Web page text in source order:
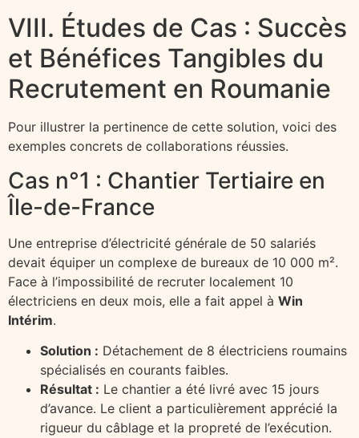
VIII. Études de Cas : Succès
et Bénéfices Tangibles du
Recrutement en Roumanie
Pour illustrer la pertinence de cette solution, voici des
exemples concrets de collaborations réussies.
Cas n°1 : Chantier Tertiaire en
Île-de-France
Une entreprise d’électricité générale de 50 salariés
devait équiper un complexe de bureaux de 10 000 m².
Face à l’impossibilité de recruter localement 10
électriciens en deux mois, elle a fait appel à Win
Intérim.
Solution : Détachement de 8 électriciens roumains
spécialisés en courants faibles.
Résultat : Le chantier a été livré avec 15 jours
d’avance. Le client a particulièrement apprécié la
rigueur du câblage et la propreté de l’exécution.